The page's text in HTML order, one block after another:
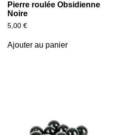
Pierre roulée Obsidienne
Noire
5,00 €
Ajouter au panier